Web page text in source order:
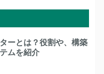
ーとは？役割や、構築
ムを紹介